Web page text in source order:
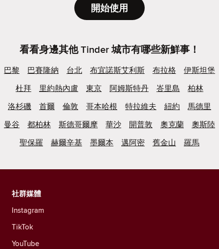
開始使用
看看身邊其他 Tinder 城市有哪些新鮮事！
巴黎 巴賽隆納 台北 布宜諾斯艾利斯 布拉格
伊斯坦堡
杜拜
里約熱內盧 東京 阿姆斯特丹 峇里島
柏林
洛杉磯
首爾 倫敦 哥本哈根 特拉維夫 紐約
馬德里
曼谷
都柏林 斯德哥爾摩 華沙 開普敦 奧克蘭
奧斯陸
聖保羅
赫爾辛基 墨爾本 邁阿密 舊金山 羅馬
社群媒體
Instagram
TikTok
YouTube